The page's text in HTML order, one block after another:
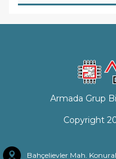
Armada Grup
Copyright
Bahçelievler Mah.